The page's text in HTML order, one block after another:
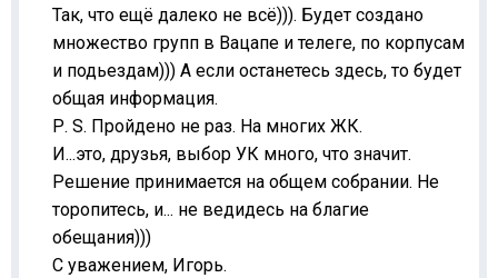
Так, что ещё далеко не всё))). Будет создано
множество групп в Вацапе и телеге, по корпусам
и подьездам))) А если останетесь здесь, то будет
общая информация.
Р. S. Пройдено не раз. На многих ЖК.
И...это, друзья, выбор УК много, что значит.
Решение принимается на общем собрании. Не
торопитесь, и... не ведидесь на благие
обещания)))
С уважением, Игорь.